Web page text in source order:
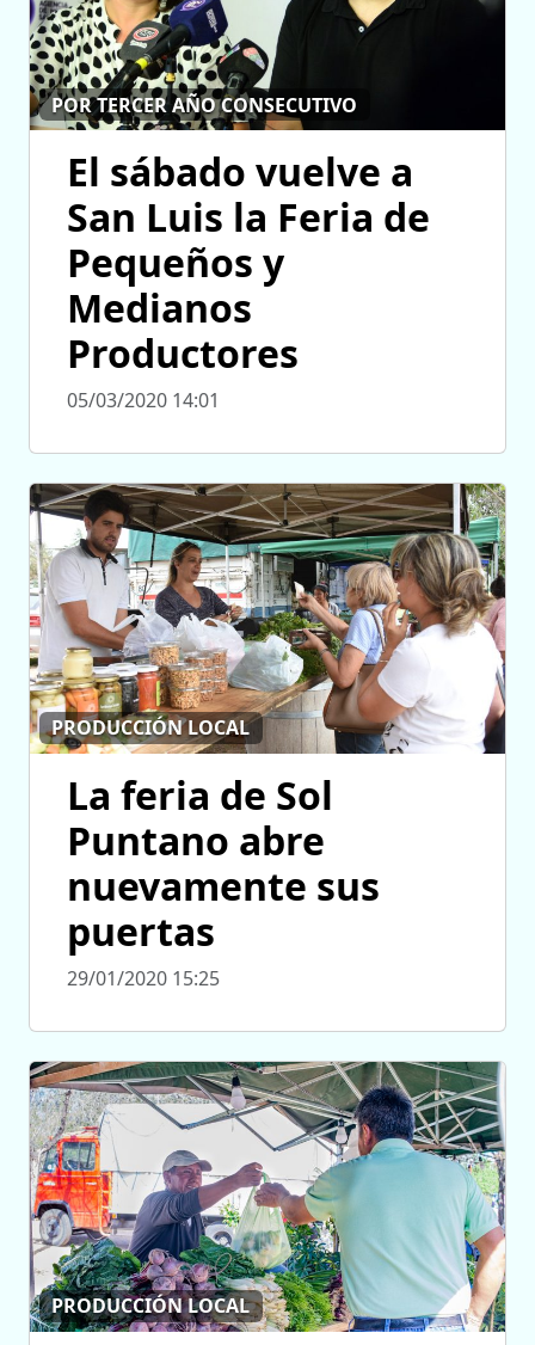
POR TERCER AÑO CONSECUTIVO
El sábado vuelve a
San Luis la Feria de
Pequeños y
Medianos
Productores
05/03/2020 14:01
PRODUCCIÓN LOCAL
La feria de Sol
Puntano abre
nuevamente sus
puertas
29/01/2020 15:25
PRODUCCIÓN LOCAL